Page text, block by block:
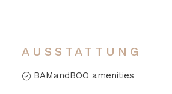
AUSSTATTUNG
BAMandBOO amenities